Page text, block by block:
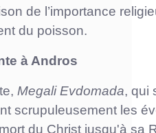
de l’importance
du poisson.
à Andros
Megali Evdomada, qui
scrupuleusement les
du Christ jusqu'à sa